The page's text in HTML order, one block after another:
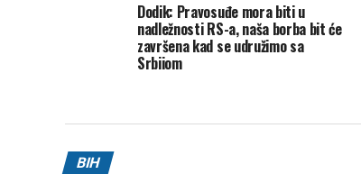
Dodik: Pravosuđe mora biti u
nadležnosti RS-a, naša borba bit će
završena kad se udružimo sa
Srbijom
BIH